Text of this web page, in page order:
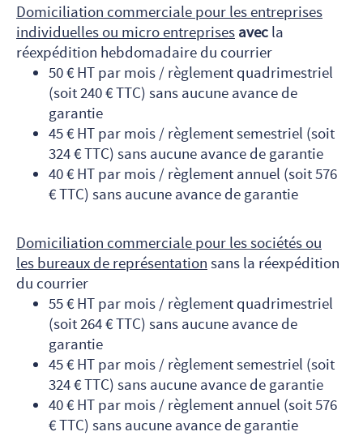
Domiciliation commerciale pour les entreprises
individuelles ou micro entreprises avec la
réexpédition hebdomadaire du courrier
50 € HT par mois / règlement quadrimestriel
(soit 240 € TTC) sans aucune avance de
garantie
45 € HT par mois / règlement semestriel (soit
324 € TTC) sans aucune avance de garantie
40 € HT par mois / règlement annuel (soit 576
€ TTC) sans aucune avance de garantie
Domiciliation commerciale pour les sociétés ou
les bureaux de représentation sans la réexpédition
du courrier
55 € HT par mois / règlement quadrimestriel
(soit 264 € TTC) sans aucune avance de
garantie
45 € HT par mois / règlement semestriel (soit
324 € TTC) sans aucune avance de garantie
40 € HT par mois / règlement annuel (soit 576
€ TTC) sans aucune avance de garantie